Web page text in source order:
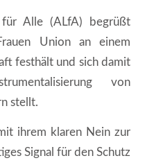
Alle (ALfA) begrüßt
Union an einem
festhält und sich damit
von
stellt.
ihrem klaren Nein zur
Signal für den Schutz